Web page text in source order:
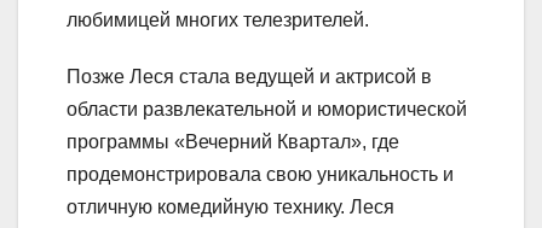
любимицей многих телезрителей.
Позже Леся стала ведущей и актрисой в
области развлекательной и юмористической
программы «Вечерний Квартал», где
продемонстрировала свою уникальность и
отличную комедийную технику. Леся